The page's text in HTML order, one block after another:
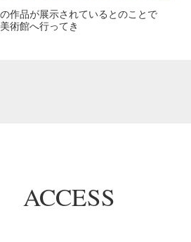
作品が展示されているとのことで
術館へ行ってき
ACCESS